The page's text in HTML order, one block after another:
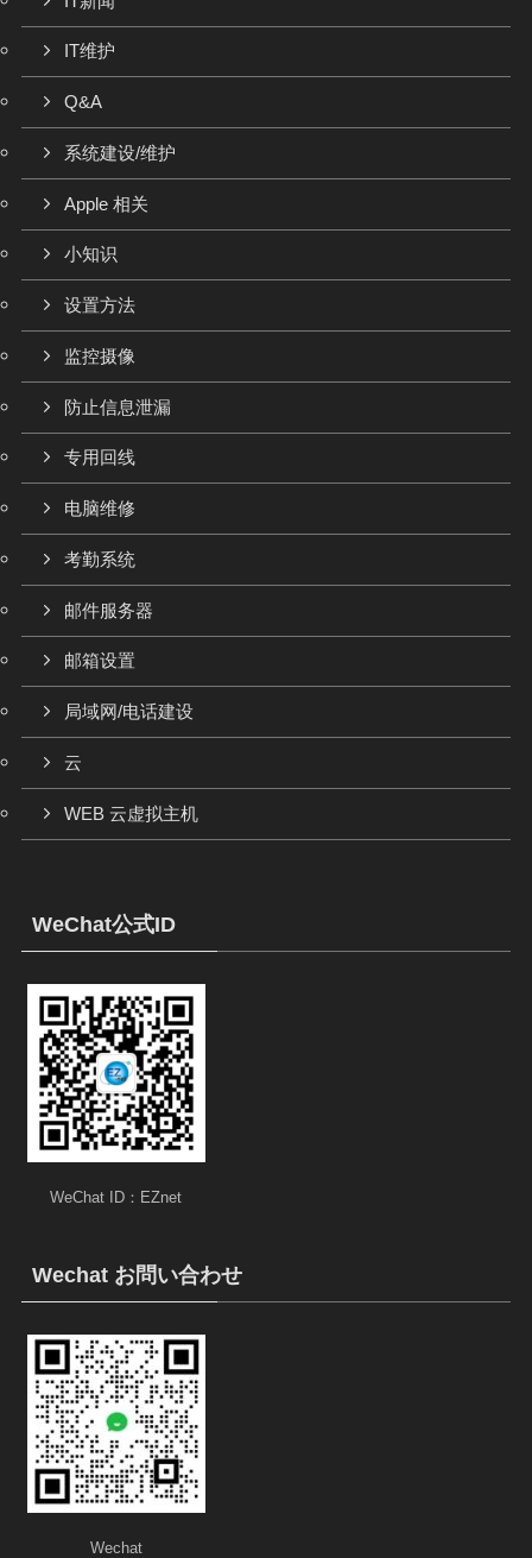
IT维护
Q&A
系统建设/维护
Apple 相关
小知识
设置方法
监控摄像
防止信息泄漏
专用回线
电脑维修
考勤系统
邮件服务器
邮箱设置
局域网/电话建设
云
WEB 云虚拟主机
WeChat公式ID
WeChat ID：EZnet
Wechat お問い合わせ
Wechat